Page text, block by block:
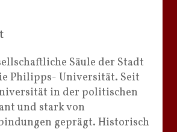
Säule der Stadt
Philipps- Universität. Seit
in der politischen
und stark von
geprägt. Historisch